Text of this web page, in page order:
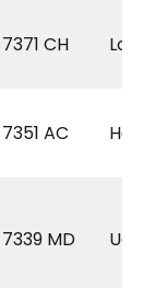
7371 CH
7351 AC
7339 MD